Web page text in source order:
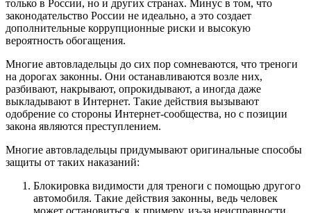
только в России, но и других странах. Минус в том, что
законодательство России не идеально, а это создает
дополнительные коррупционные риски и высокую
вероятность обогащения.
Многие автовладельцы до сих пор сомневаются, что треноги
на дорогах законны. Они останавливаются возле них,
разбивают, накрывают, опрокидывают, а иногда даже
выкладывают в Интернет. Такие действия вызывают
одобрение со стороны Интернет-сообщества, но с позиции
закона являются преступлением.
Многие автовладельцы придумывают оригинальные способы
защиты от таких наказаний:
Блокировка видимости для треноги с помощью другого
автомобиля. Такие действия законны, ведь человек